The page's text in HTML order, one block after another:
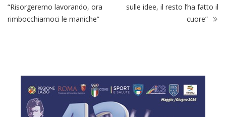
“Risorgeremo lavorando, ora
rimbocchiamoci le maniche”
sulle idee, il resto l’ha fatto il
cuore”